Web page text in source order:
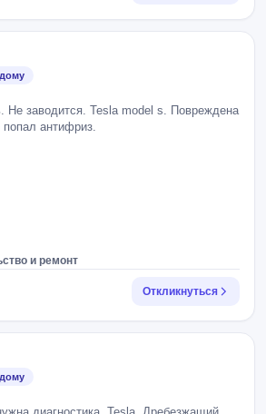
Не заводится. Tesla model s. Повреждена
попал антифриз.
и ремонт
Откликнуться